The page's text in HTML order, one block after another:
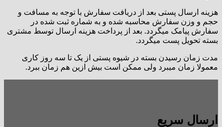
هزینه ارسال پستی بعد از دریافت سفارش با توجه به مسافت و
حجم و وزن سفارش محاسبه شده و به شماره ثبت شده در
سفارش پیامک میگردد. بعد از پرداخت هزینه ارسال توسط مشتری
بسته تحویل پست میگردد.
مدت زمان رسیدن بسته در شیوه پستی از یک تا سه روز کاری
معمولا زمان میبرد ولی ممکن است بیش ازین هم زمان ببرد.
ارسال سریع